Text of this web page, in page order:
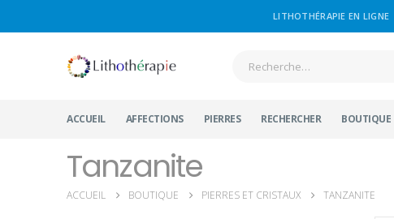
LITHOTHÉRAPIE EN LIGNE
ACCUEIL AFFECTIONS PIERRES RECHERCHER BOUTIQUE
Tanzanite
ACCUEIL BOUTIQUE PIERRES ET CRISTAUX TANZANITE